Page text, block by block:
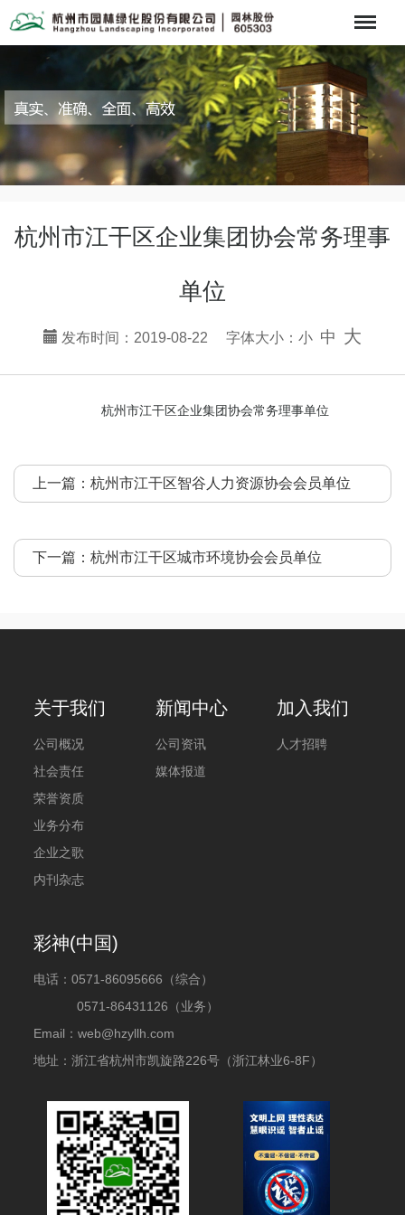
杭州市江干区企业集团协会常务理事
单位
发布时间：2019-08-22 字体大小： 小 中 大
杭州市江干区企业集团协会常务理事单位
上一篇： 杭州市江干区智谷人力资源协会会员单位
下一篇： 杭州市江干区城市环境协会会员单位
关于我们
公司概况
社会责任
荣誉资质
业务分布
企业之歌
内刊杂志
新闻中心
公司资讯
媒体报道
加入我们
人才招聘
彩神(中国)
电话：0571-86095666（综合）
0571-86431126（业务）
Email：web@hzyllh.com
地址：浙江省杭州市凯旋路226号（浙江林业6-8F）